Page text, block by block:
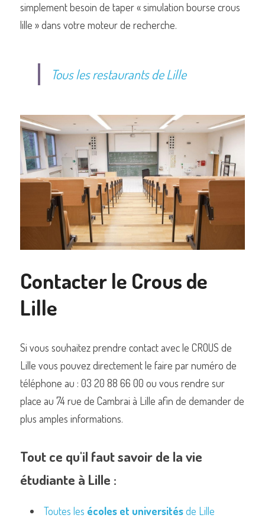
simplement besoin de taper « simulation bourse crous
lille » dans votre moteur de recherche.
Tous les restaurants de Lille
Contacter le Crous de
Lille
Si vous souhaitez prendre contact avec le CROUS de
Lille vous pouvez directement le faire par numéro de
téléphone au : 03 20 88 66 00 ou vous rendre sur
place au 74 rue de Cambrai à Lille afin de demander de
plus amples informations.
Tout ce qu'il faut savoir de la vie
étudiante à Lille :
Toutes les écoles et universités de Lille